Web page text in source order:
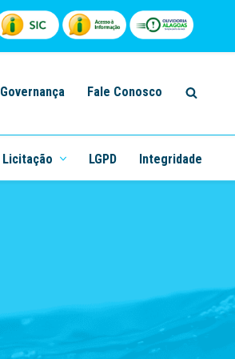
Governança Fale Conosco
Licitação LGPD Integridade